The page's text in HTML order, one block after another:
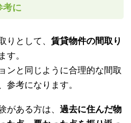
考に
りとして、 賃貸物件の間取り
す。
ンと同じように合理的な間取
参考になります。
がある方は、 過去に住んだ物